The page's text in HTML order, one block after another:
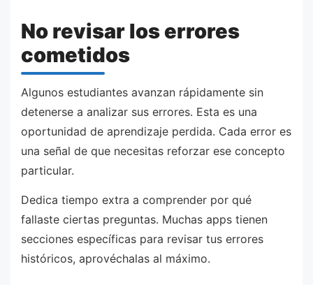
No revisar los errores
cometidos
Algunos estudiantes avanzan rápidamente sin
detenerse a analizar sus errores. Esta es una
oportunidad de aprendizaje perdida. Cada error es
una señal de que necesitas reforzar ese concepto
particular.
Dedica tiempo extra a comprender por qué
fallaste ciertas preguntas. Muchas apps tienen
secciones específicas para revisar tus errores
históricos, aprovéchalas al máximo.